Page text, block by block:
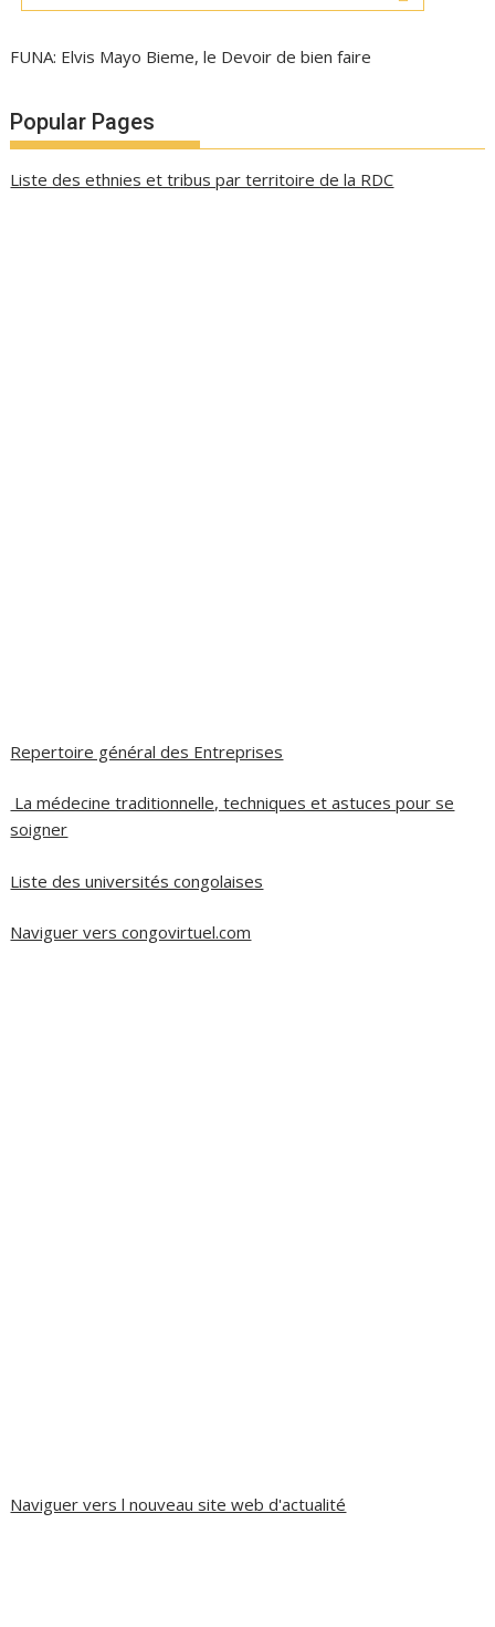
FUNA: Elvis Mayo Bieme, le Devoir de bien faire
Popular Pages
Liste des ethnies et tribus par territoire de la RDC
Repertoire général des Entreprises
La médecine traditionnelle, techniques et astuces pour se
soigner
Liste des universités congolaises
Naviguer vers congovirtuel.com
Naviguer vers l nouveau site web d'actualité